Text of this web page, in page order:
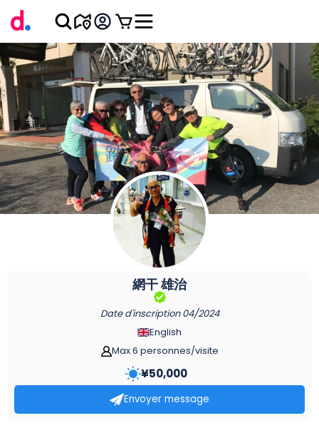
網干雄治
Date d'inscription 04/2024
English
Max 6 personnes/visite
¥50,000
Envoyer message